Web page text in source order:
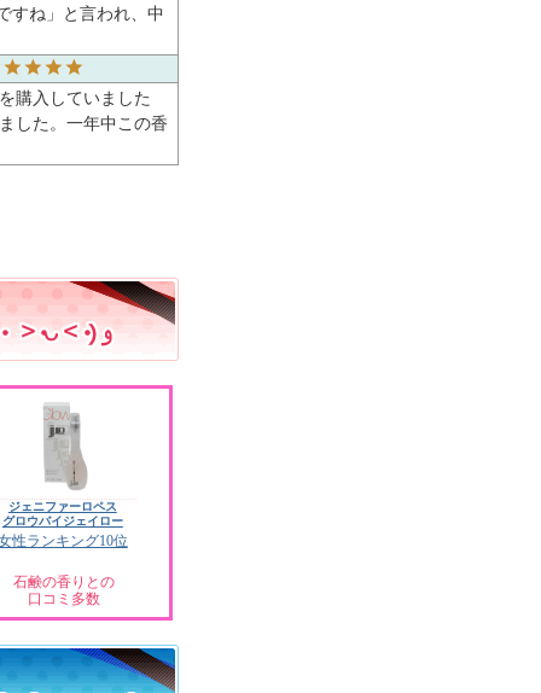
すね」と言われ、中
購入していました
した。一年中この香
ジェニファーロペス
グロウバイジェイロー
性ランキング10位
石鹸の香りとの
口コミ多数